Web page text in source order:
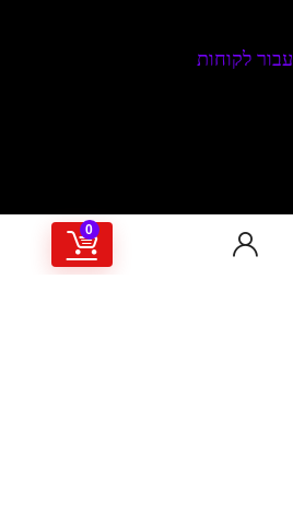
0
עבור לקוחות